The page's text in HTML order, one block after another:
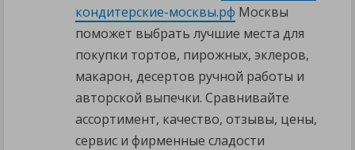
кондитерские-москвы.рф Москвы
поможет выбрать лучшие места для
покупки тортов, пирожных, эклеров,
макарон, десертов ручной работы и
авторской выпечки. Сравнивайте
ассортимент, качество, отзывы, цены,
сервис и фирменные сладости